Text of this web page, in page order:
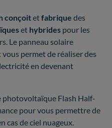
conçoitetfabrique des
et hybrides pour les
Le panneau solaire
permet de réaliser des
en devenant
photovoltaïque Flash Half-
pour vous permettre de
cas de ciel nuageux.